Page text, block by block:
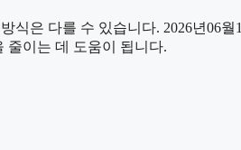
은 다를 수 있습니다. 2026년06
줄이는 데 도움이 됩니다.